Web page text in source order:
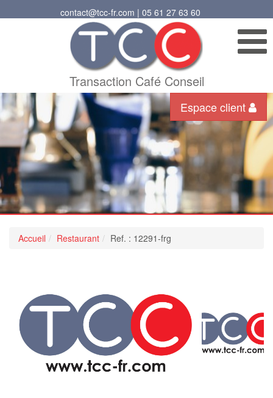
contact@tcc-fr.com | 05 61 27 63 60
Transaction Café Conseil
Espace client
Accueil Restaurant Ref. : 12291-frg